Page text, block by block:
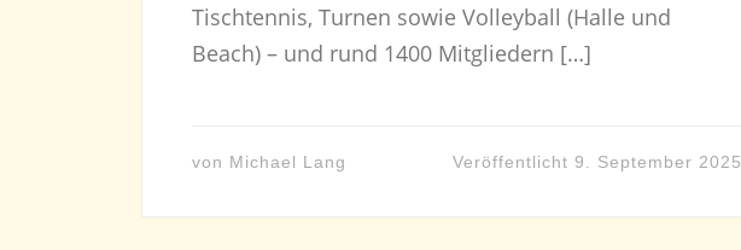
Tischtennis, Turnen sowie Volleyball (Halle und
Beach) – und rund 1400 Mitgliedern […]
von Michael Lang Veröffentlicht 9. September 2025